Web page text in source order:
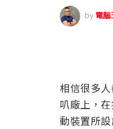
by 電
相信很多
叭廠上，
動裝置所